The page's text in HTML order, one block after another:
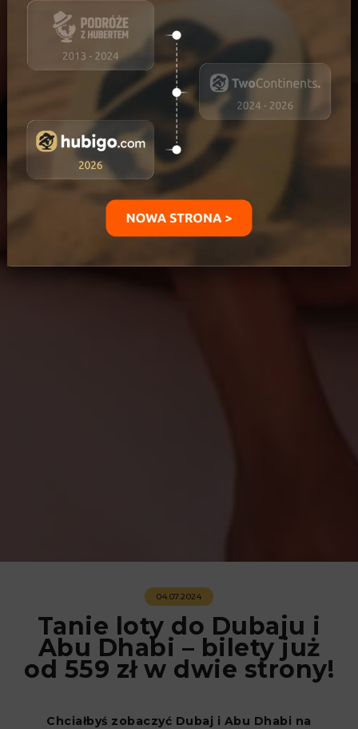
04.07.2024
Tanie loty do Dubaju i
Abu Dhabi – bilety już
od 559 zł w dwie strony!
Chciałbyś zobaczyć Dubaj i Abu Dhabi na